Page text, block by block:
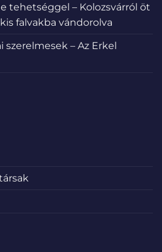
tehetséggel – Kolozsvárról öt
falvakba vándorolva
szerelmesek – Az Erkel